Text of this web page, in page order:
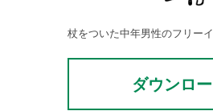
杖をついた中年男性のフリーイ
ダウンロ